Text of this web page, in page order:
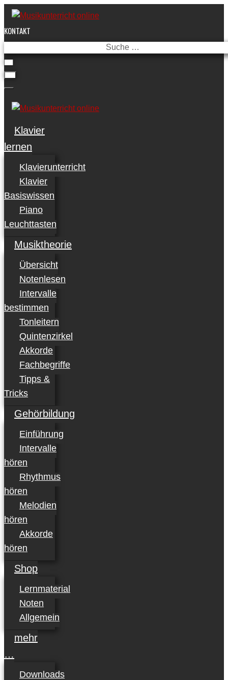
Skip
content
KONTAKT
…
Klavier
lernen
Klavierunterricht
Klavier
Basiswissen
Piano
Leuchttasten
Musiktheorie
Übersicht
Notenlesen
Intervalle
bestimmen
Tonleitern
Quintenzirkel
Akkorde
Fachbegriffe
Tipps &
Tricks
Gehörbildung
Einführung
Intervalle
hören
Rhythmus
hören
Melodien
hören
Akkorde
hören
Shop
Lernmaterial
Noten
Allgemein
mehr
…
Downloads